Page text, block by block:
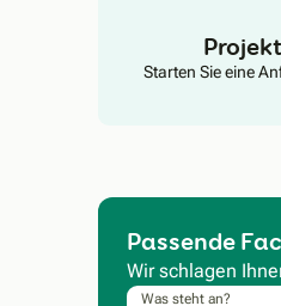
Starten Sie eine
Passende
Wir schlagen
Was steht an?